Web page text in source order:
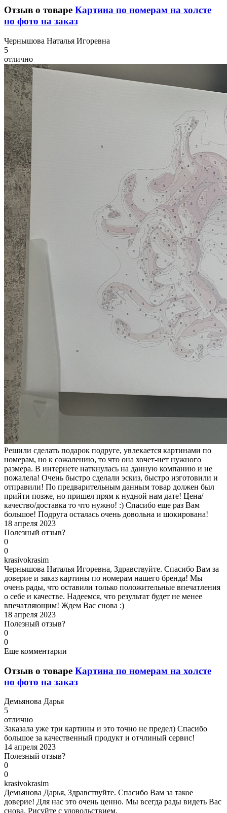
Отзыв о товаре Картина по номерам на холсте
по фото на заказ
Чернышова Наталья Игоревна
5
отлично
Решили сделать подарок подруге, увлекается картинами по
номерам, но к сожалению, то что она хочет-нет нужного
размера. В интернете наткнулась на данную компанию и не
пожалела! Очень быстро сделали эскиз, быстро изготовили и
отправили! По предварительным данным товар должен был
прийти позже, но пришел прям к нудной нам дате! Цена/
качество/доставка то что нужно! :) Спасибо еще раз Вам
большое! Подруга осталась очень довольна и шокирована!
18 апреля 2023
Полезный отзыв?
0
0
krasivokrasim
Чернышова Наталья Игоревна, Здравствуйте. Спасибо Вам за
доверие и заказ картины по номерам нашего бренда! Мы
очень рады, что оставили только положительные впечатления
о себе и качестве. Надеемся, что результат будет не менее
впечатляющим! Ждем Вас снова :)
18 апреля 2023
Полезный отзыв?
0
0
Еще комментарии
Отзыв о товаре Картина по номерам на холсте
по фото на заказ
Демьянова Дарья
5
отлично
Заказала уже три картины и это точно не предел) Спасибо
большое за качественный продукт и отчлиный сервис!
14 апреля 2023
Полезный отзыв?
0
0
krasivokrasim
Демьянова Дарья, Здравствуйте. Спасибо Вам за такое
доверие! Для нас это очень ценно. Мы всегда рады видеть Вас
снова. Рисуйте с удовольствием.